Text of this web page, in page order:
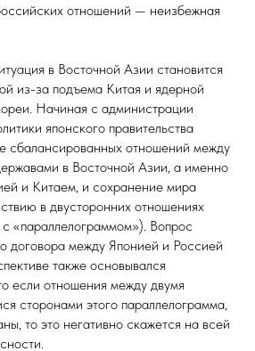
отношений — неизбежная
в Восточной Азии становится
из-за подъема Китая и ядерной
Начиная с администрации
японского правительства
сбалансированных отношений между
в Восточной Азии, а именно
и Китаем, и сохранение мира
в двусторонних отношениях
«параллелограммом»). Вопрос
договора между Японией и Россией
также основывался
если отношения между двумя
сторонами этого параллелограмма,
то это негативно скажется на всей